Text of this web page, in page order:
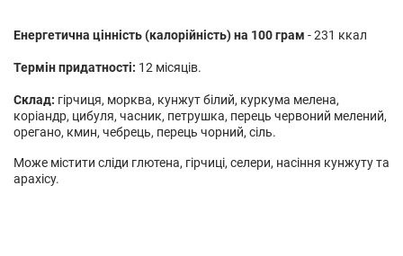
Енергетична цінність (калорійність) на 100 грам - 231 ккал
Термін придатності: 12 місяців.
Склад: гірчиця, морква, кунжут білий, куркума мелена,
коріандр, цибуля, часник, петрушка, перець червоний мелений,
орегано, кмин, чебрець, перець чорний, сіль.
Може містити сліди глютена, гірчиці, селери, насіння кунжуту та
арахісу.